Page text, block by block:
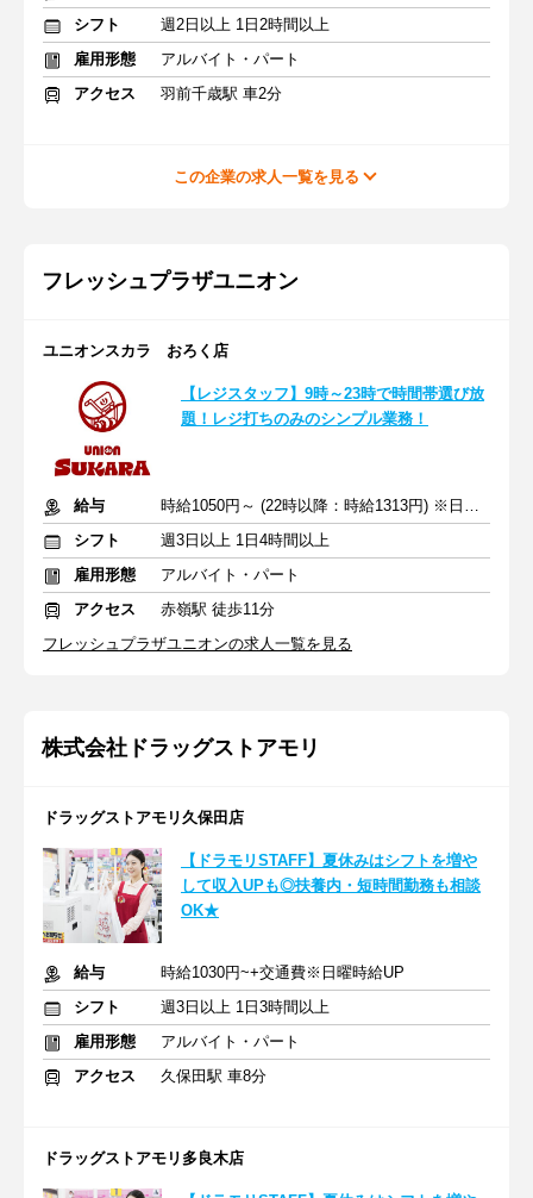
シフト
週2日以上 1日2時間以上
雇用形態
アルバイト・パート
アクセス
羽前千歳駅 車2分
この企業の求人一覧を見る
フレッシュプラザユニオン
ユニオンスカラ おろく店
【レジスタッフ】9時～23時で時間帯選び放
題！レジ打ちのみのシンプル業務！
給与
時給1050円～ (22時以降：時給1313円) ※日曜：時給+50円
シフト
週3日以上 1日4時間以上
雇用形態
アルバイト・パート
アクセス
赤嶺駅 徒歩11分
フレッシュプラザユニオンの求人一覧を見る
株式会社ドラッグストアモリ
ドラッグストアモリ久保田店
【ドラモリSTAFF】夏休みはシフトを増や
して収入UPも◎扶養内・短時間勤務も相談
OK★
給与
時給1030円~+交通費※日曜時給UP
シフト
週3日以上 1日3時間以上
雇用形態
アルバイト・パート
アクセス
久保田駅 車8分
ドラッグストアモリ多良木店